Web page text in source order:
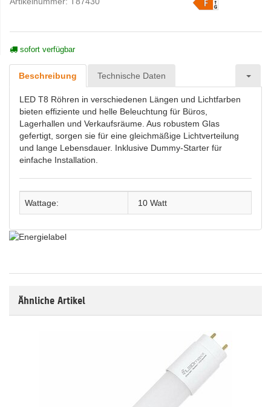
sofort verfügbar
Beschreibung Technische Daten
LED T8 Röhren in verschiedenen Längen und Lichtfarben
bieten effiziente und helle Beleuchtung für Büros,
Lagerhallen und Verkaufsräume. Aus robustem Glas
gefertigt, sorgen sie für eine gleichmäßige Lichtverteilung
und lange Lebensdauer. Inklusive Dummy-Starter für
einfache Installation.
Wattage: 10 Watt
Ähnliche Artikel